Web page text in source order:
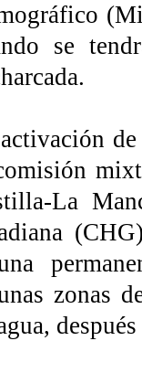
se
La
zonas